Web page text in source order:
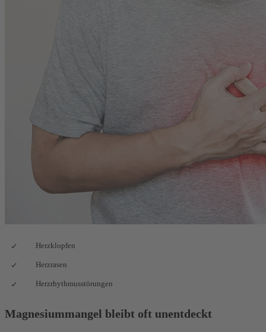
Herzklopfen
Herzrasen
Herzrhythmusstörungen
Magnesiummangel bleibt oft unentdeckt